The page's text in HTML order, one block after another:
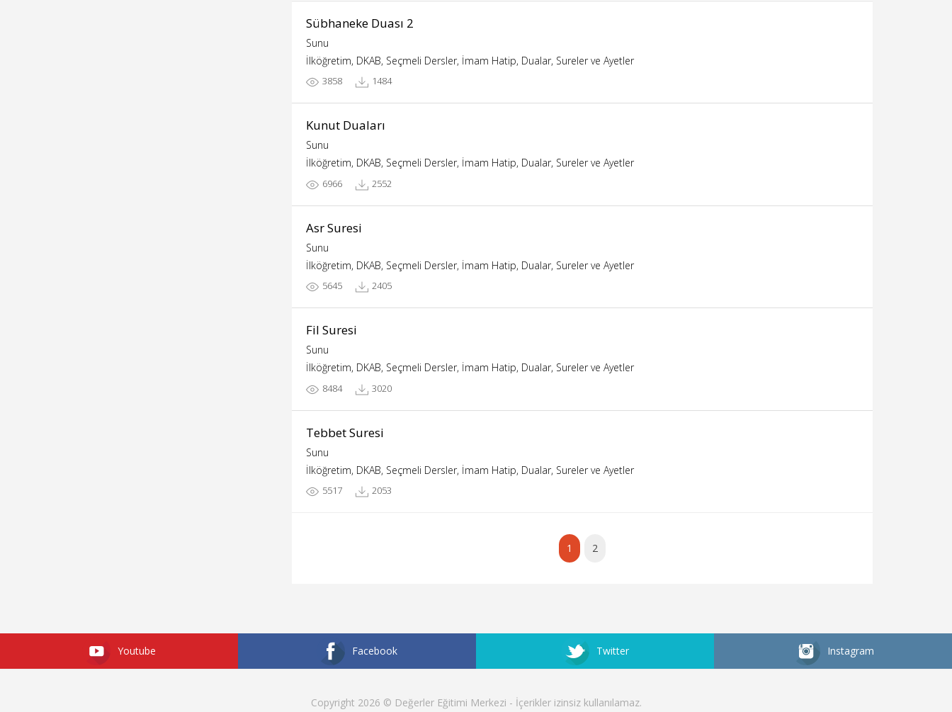
Sübhaneke Duası 2
Sunu
İlköğretim, DKAB, Seçmeli Dersler, İmam Hatip, Dualar, Sureler ve Ayetler
3858 1484
Kunut Duaları
Sunu
İlköğretim, DKAB, Seçmeli Dersler, İmam Hatip, Dualar, Sureler ve Ayetler
6966 2552
Asr Suresi
Sunu
İlköğretim, DKAB, Seçmeli Dersler, İmam Hatip, Dualar, Sureler ve Ayetler
5645 2405
Fil Suresi
Sunu
İlköğretim, DKAB, Seçmeli Dersler, İmam Hatip, Dualar, Sureler ve Ayetler
8484 3020
Tebbet Suresi
Sunu
İlköğretim, DKAB, Seçmeli Dersler, İmam Hatip, Dualar, Sureler ve Ayetler
5517 2053
1 2
Youtube Facebook Twitter Instagram
Copyright 2026 © Değerler Eğitimi Merkezi - İçerikler izinsiz kullanılamaz.